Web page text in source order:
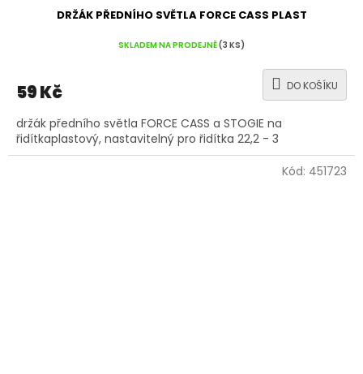
DRŽÁK PŘEDNÍHO SVĚTLA FORCE CASS PLAST
SKLADEM NA PRODEJNĚ(3 KS)
59 Kč DO KOŠÍKU
držák předního světla FORCE CASS a STOGIE na
řidítkaplastový, nastavitelný pro řidítka 22,2 - 3
Kód: 451723